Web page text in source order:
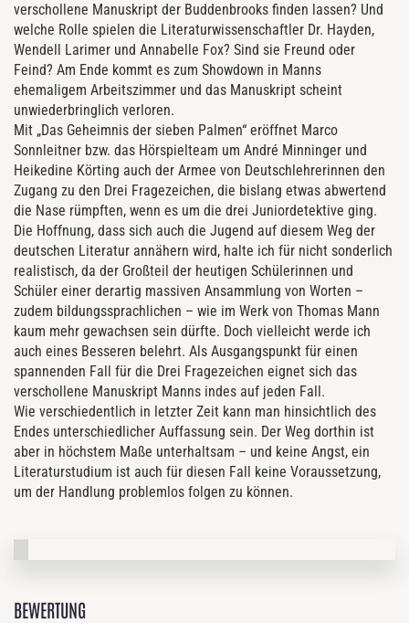
verschollene Manuskript der Buddenbrooks finden lassen? Und
welche Rolle spielen die Literaturwissenschaftler Dr. Hayden,
Wendell Larimer und Annabelle Fox? Sind sie Freund oder
Feind? Am Ende kommt es zum Showdown in Manns
ehemaligem Arbeitszimmer und das Manuskript scheint
unwiederbringlich verloren.
Mit „Das Geheimnis der sieben Palmen“ eröffnet Marco
Sonnleitner bzw. das Hörspielteam um André Minninger und
Heikedine Körting auch der Armee von Deutschlehrerinnen den
Zugang zu den Drei Fragezeichen, die bislang etwas abwertend
die Nase rümpften, wenn es um die drei Juniordetektive ging.
Die Hoffnung, dass sich auch die Jugend auf diesem Weg der
deutschen Literatur annähern wird, halte ich für nicht sonderlich
realistisch, da der Großteil der heutigen Schülerinnen und
Schüler einer derartig massiven Ansammlung von Worten –
zudem bildungssprachlichen – wie im Werk von Thomas Mann
kaum mehr gewachsen sein dürfte. Doch vielleicht werde ich
auch eines Besseren belehrt. Als Ausgangspunkt für einen
spannenden Fall für die Drei Fragezeichen eignet sich das
verschollene Manuskript Manns indes auf jeden Fall.
Wie verschiedentlich in letzter Zeit kann man hinsichtlich des
Endes unterschiedlicher Auffassung sein. Der Weg dorthin ist
aber in höchstem Maße unterhaltsam – und keine Angst, ein
Literaturstudium ist auch für diesen Fall keine Voraussetzung,
um der Handlung problemlos folgen zu können.
BEWERTUNG